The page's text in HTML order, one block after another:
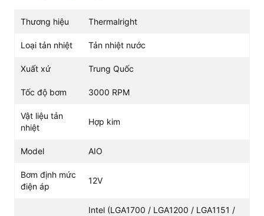
Thương hiệu Thermalright
Loại tản nhiệt Tản nhiệt nước
Xuất xứ Trung Quốc
Tốc độ bơm 3000 RPM
Vật liệu tản
nhiệt
Hợp kim
Model AIO
Bơm định mức
điện áp
12V
Intel (LGA1700 / LGA1200 / LGA1151 /